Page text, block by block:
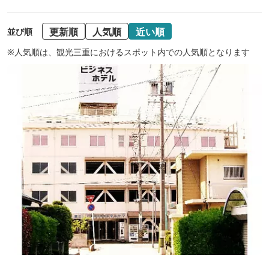
並び順 更新順 人気順 近い順
※人気順は、観光三重におけるスポット内での人気順となります